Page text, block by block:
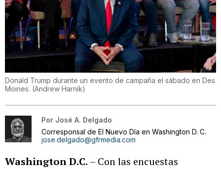
Donald Trump durante un evento de campaña el sábado en Des
Moines. (Andrew Harnik)
Por José A. Delgado
Corresponsal de El Nuevo Día en Washington D. C.
jose.delgado@gfrmedia.com
Washington D.C. – Con las encuestas